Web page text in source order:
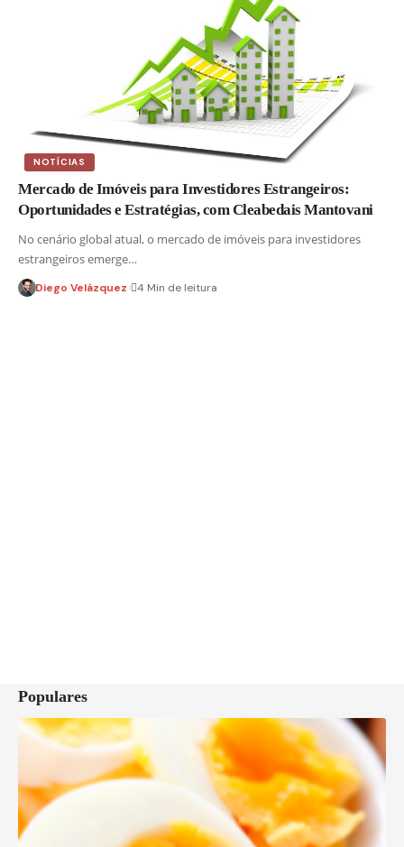
NOTÍCIAS
Mercado de Imóveis para Investidores Estrangeiros:
Oportunidades e Estratégias, com Cleabedais Mantovani
No cenário global atual, o mercado de imóveis para investidores
estrangeiros emerge…
Diego Velázquez 4 Min de leitura
Populares